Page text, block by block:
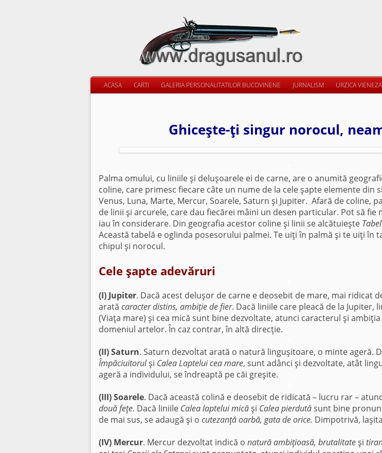
ACASA CARTI GALERIA PERSONALITATILOR BUCOVINENE JURNALISM URZICA VIENEZA
Ghiceşte-ţi singur norocul,
Palma omului, cu liniile şi deluşoarele ei de carne, are o anumită
coline, care primesc fiecare câte un nume de la cele şapte elemente din
Venus, Luna, Marte, Mercur, Soarele, Saturn şi Jupiter. Afară de coline,
de linii şi arcurele, care dau fiecărei mâini un desen particular. Pot să fie
iau în considerare. Din geografia acestor coline şi linii se alcătuieşte
Această tabelă e oglinda posesorului palmei. Te uiţi în palmă şi te uiţi în
chipul şi norocul.
Cele şapte adevăruri
(I) Jupiter. Dacă acest deluşor de carne e deosebit de mare, mai ridicat
arată caracter distins, ambiţie de fier. Dacă liniile care pleacă de la Jupiter,
(Viaţa mare) şi cea mică sunt bine dezvoltate, atunci caracterul şi
domeniul artelor. În caz contrar, în altă direcţie.
(II) Saturn. Saturn dezvoltat arată o natură linguşitoare, o minte ageră.
Împăciuitorulşi Calea Laptelui cea mare, sunt adânci şi dezvoltate, atât
ageră a individului, se îndreaptă pe căi greşite.
(III) Soarele. Dacă această colină e deosebit de ridicată – lucru rar –
două feţe. Dacă liniile Calea laptelui micăşi Calea pierdutăsunt bine
de mai sus, se adaugă şi o cutezanţă oarbă, gata de orice. Dimpotrivă,
(IV) Mercur. Mercur dezvoltat indică o natură ambiţioasă, brutalitateşi